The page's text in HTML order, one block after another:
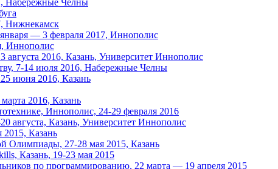
Набережные Челны
Нижнекамск
— 3 февраля 2017, Иннополис
Иннополис
2016, Казань, Университет Иннополис
7-14 июля 2016, Набережные Челны
июня 2016, Казань
2016, Казань
Иннополис, 24-29 февраля 2016
августа, Казань, Университет Иннополис
2015, Казань
Олимпиады, 27-28 мая 2015, Казань
Казань, 19-23 мая 2015
по программированию, 22 марта — 19 апреля 2015